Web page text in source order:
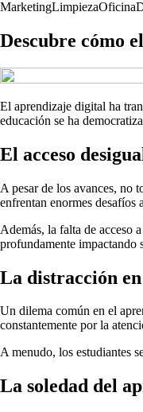
MarketingLimpiezaOficina
Descubre cómo
El aprendizaje digital ha
educación se ha
El acceso
A pesar de los avances, no
enfrentan enormes desafíos
Además, la falta de acceso
profundamente impactando
La distracción
Un dilema común en el
constantemente por la
A menudo, los estudiantes
La soledad del